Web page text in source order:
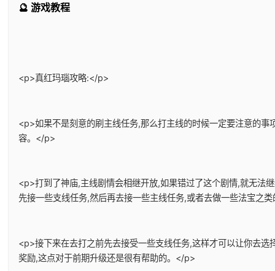
🔮 游戏教程
<p>真红玛瑙攻略:</p>
<p>如果不是刻意的刷主线任务,那么打主线的时候一定要注意的事
容。</p>
<p>打到了神庙,主线剧情会相继开放,如果错过了这个剧情,就无法
先接一些支线任务,然后再去接一些主线任务,或者去做一些法宝之
<p>接下来在去打之前先去接受一些支线任务,这样才可以让你去选
奖励,这点对于前期升级还是很有帮助的。</p>